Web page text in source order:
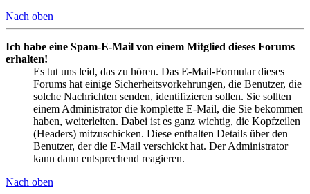
Nach oben
Ich habe eine Spam-E-Mail von einem Mitglied dieses Forums
erhalten!
Es tut uns leid, das zu hören. Das E-Mail-Formular dieses
Forums hat einige Sicherheitsvorkehrungen, die Benutzer, die
solche Nachrichten senden, identifizieren sollen. Sie sollten
einem Administrator die komplette E-Mail, die Sie bekommen
haben, weiterleiten. Dabei ist es ganz wichtig, die Kopfzeilen
(Headers) mitzuschicken. Diese enthalten Details über den
Benutzer, der die E-Mail verschickt hat. Der Administrator
kann dann entsprechend reagieren.
Nach oben